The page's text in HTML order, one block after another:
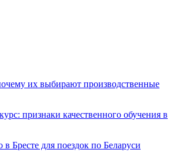
их выбирают производственные
признаки качественного обучения в
Бресте для поездок по Беларуси